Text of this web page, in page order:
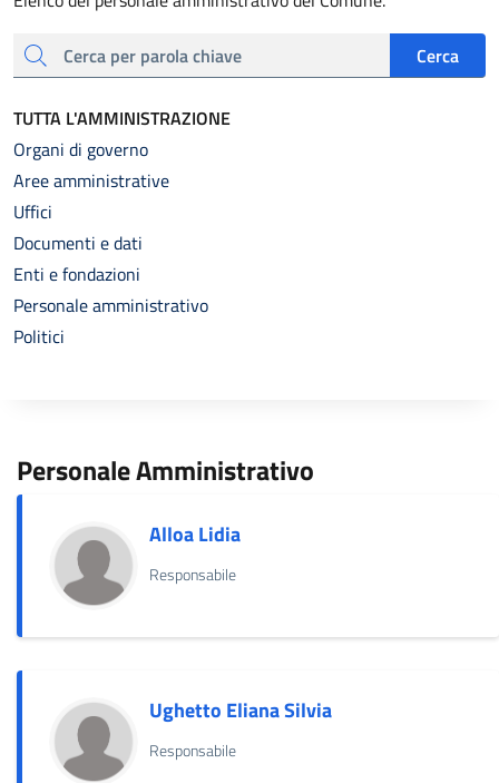
cerca
Cerca
TUTTA L'AMMINISTRAZIONE
Organi di governo
Aree amministrative
Uffici
Documenti e dati
Enti e fondazioni
Personale amministrativo
Politici
Personale Amministrativo
Alloa Lidia
Responsabile
Ughetto Eliana Silvia
Responsabile